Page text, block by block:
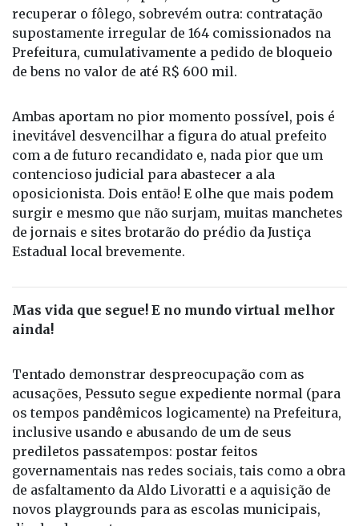
recuperar o fôlego, sobrevém outra: contratação
supostamente irregular de 164 comissionados na
Prefeitura, cumulativamente a pedido de bloqueio
de bens no valor de até R$ 600 mil.
Ambas aportam no pior momento possível, pois é
inevitável desvencilhar a figura do atual prefeito
com a de futuro recandidato e, nada pior que um
contencioso judicial para abastecer a ala
oposicionista. Dois então! E olhe que mais podem
surgir e mesmo que não surjam, muitas manchetes
de jornais e sites brotarão do prédio da Justiça
Estadual local brevemente.
Mas vida que segue! E no mundo virtual melhor
ainda!
Tentado demonstrar despreocupação com as
acusações, Pessuto segue expediente normal (para
os tempos pandêmicos logicamente) na Prefeitura,
inclusive usando e abusando de um de seus
prediletos passatempos: postar feitos
governamentais nas redes sociais, tais como a obra
de asfaltamento da Aldo Livoratti e a aquisição de
novos playgrounds para as escolas municipais,